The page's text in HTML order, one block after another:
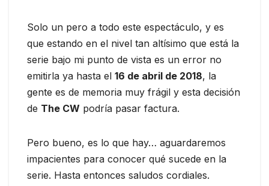
Solo un pero a todo este espectáculo, y es
que estando en el nivel tan altísimo que está la
serie bajo mi punto de vista es un error no
emitirla ya hasta el 16 de abril de 2018, la
gente es de memoria muy frágil y esta decisión
de The CW podría pasar factura.
Pero bueno, es lo que hay… aguardaremos
impacientes para conocer qué sucede en la
serie. Hasta entonces saludos cordiales.